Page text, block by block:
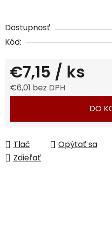
Dostupnosť
Kód:
€7,15 / ks
€6,01 bez DPH
DO
Tlač Opýtať sa
Zdieľať